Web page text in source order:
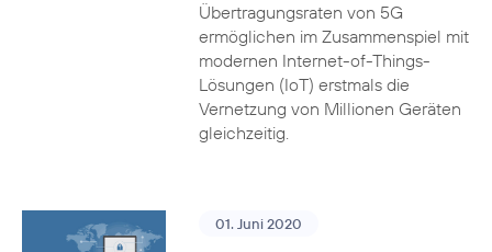
Übertragungsraten von 5G
ermöglichen im Zusammenspiel mit
modernen Internet-of-Things-
Lösungen (IoT) erstmals die
Vernetzung von Millionen Geräten
gleichzeitig.
01. Juni 2020